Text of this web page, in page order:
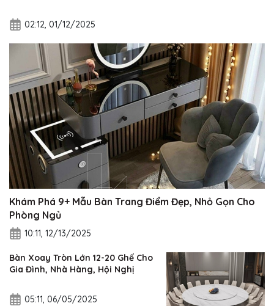
02:12, 01/12/2025
Khám Phá 9+ Mẫu Bàn Trang Điểm Đẹp, Nhỏ Gọn Cho
Phòng Ngủ
10:11, 12/13/2025
Bàn Xoay Tròn Lớn 12-20 Ghế Cho
Gia Đình, Nhà Hàng, Hội Nghị
05:11, 06/05/2025